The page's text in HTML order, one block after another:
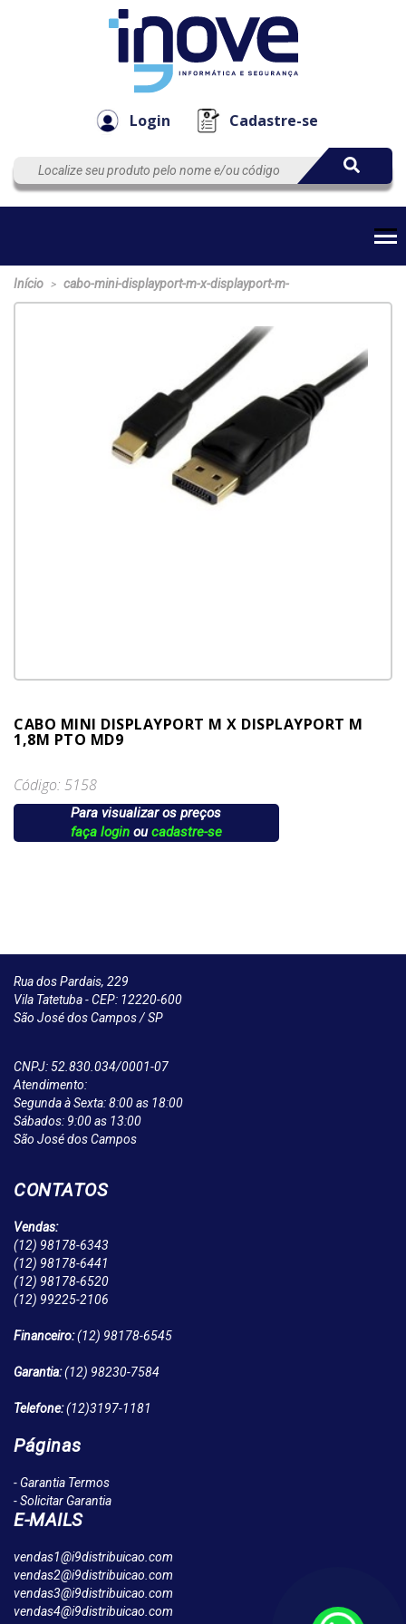
Login Cadastre-se
EmpresaAutomação
Início > cabo-mini-displayport-m-x-displayport-m-
CABO MINI DISPLAYPORT M X DISPLAYPORT M
1,8M PTO MD9
Código: 5158
Para visualizar os preços
faça loginoucadastre-se
Rua dos Pardais, 229
Vila Tatetuba - CEP: 12220-600
São José dos Campos / SP
CNPJ: 52.830.034/0001-07
Atendimento:
Segunda à Sexta: 8:00 as 18:00
Sábados: 9:00 as 13:00
São José dos Campos
CONTATOS
Vendas:
(12) 98178-6343
(12) 98178-6441
(12) 98178-6520
(12) 99225-2106
Financeiro:(12) 98178-6545
Garantia:(12) 98230-7584
Telefone:(12)3197-1181
Páginas
- Garantia Termos
- Solicitar Garantia
E-MAILS
vendas1@i9distribuicao.com
vendas2@i9distribuicao.com
vendas3@i9distribuicao.com
vendas4@i9distribuicao.com